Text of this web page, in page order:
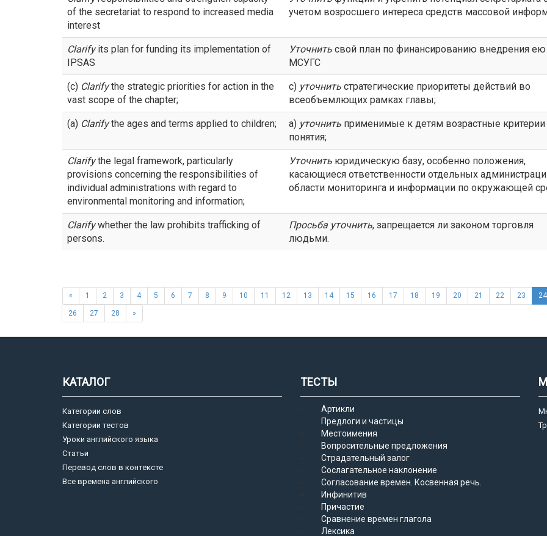
of the secretariat to respond to increased media
interest
учетом возросшего интереса средств массовой
Clarifyits plan for funding its implementation of
IPSAS
Уточнить свой план по финансированию внедрения ею
МСУГС
(c) Clarifythe strategic priorities for action in the
vast scope of the chapter;
с) уточнить стратегические приоритеты действий во
всеобъемлющих рамках главы;
(a) Clarifythe ages and terms applied to children; а) уточнить применимые к детям возрастные критерии
понятия;
Clarifythe legal framework, particularly
provisions concerning the responsibilities of
individual administrations with regard to
environmental monitoring and information;
Уточнить юридическую базу, особенно положения,
касающиеся ответственности отдельных
области мониторинга и информации по окружающей
Clarifywhether the law prohibits trafficking of
persons.
Просьба уточнить, запрещается ли законом торговля
людьми.
« 1 2 3 4 5 6 7 8 9 10 11 12 13 14 15 16 17 18 19 20 21 22 23 24
26 27 28 »
КАТАЛОГ
Категории слов
Категории тестов
Уроки английского языка
Статьи
Перевод слов в контексте
Все времена английского
ТЕСТЫ
Артикли
Предлоги и частицы
Местоимения
Вопросительные предложения
Страдательный залог
Сослагательное наклонение
Согласование времен. Косвенная речь.
Инфинитив
Причастие
Сравнение времен глагола
Лексика